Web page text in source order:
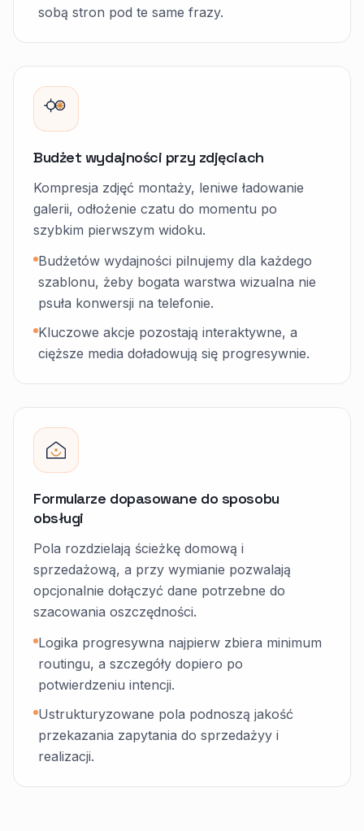
sobą stron pod te same frazy.
Budżet wydajności przy zdjęciach
Kompresja zdjęć montaży, leniwe ładowanie
galerii, odłożenie czatu do momentu po
szybkim pierwszym widoku.
Budżetów wydajności pilnujemy dla każdego
szablonu, żeby bogata warstwa wizualna nie
psuła konwersji na telefonie.
Kluczowe akcje pozostają interaktywne, a
cięższe media doładowują się progresywnie.
Formularze dopasowane do sposobu
obsługi
Pola rozdzielają ścieżkę domową i
sprzedażową, a przy wymianie pozwalają
opcjonalnie dołączyć dane potrzebne do
szacowania oszczędności.
Logika progresywna najpierw zbiera minimum
routingu, a szczegóły dopiero po
potwierdzeniu intencji.
Ustrukturyzowane pola podnoszą jakość
przekazania zapytania do sprzedażyy i
realizacji.